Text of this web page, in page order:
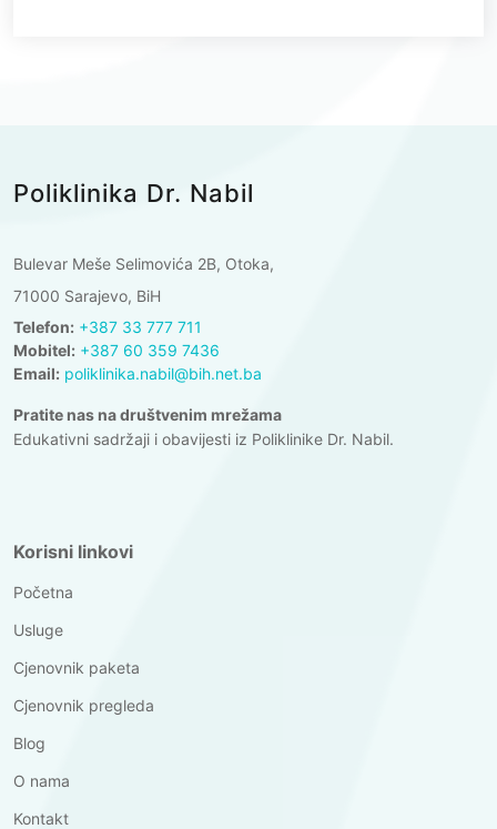
Poliklinika Dr. Nabil
Bulevar Meše Selimovića 2B, Otoka,
71000 Sarajevo, BiH
Telefon: +387 33 777 711
Mobitel: +387 60 359 7436
Email: poliklinika.nabil@bih.net.ba
Pratite nas na društvenim mrežama
Edukativni sadržaji i obavijesti iz Poliklinike Dr. Nabil.
Korisni linkovi
Početna
Usluge
Cjenovnik paketa
Cjenovnik pregleda
Blog
O nama
Kontakt